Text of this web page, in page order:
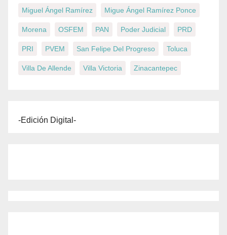
Miguel Ángel Ramírez Migue Ángel Ramírez Ponce
Morena OSFEM PAN Poder Judicial PRD
PRI PVEM San Felipe Del Progreso Toluca
Villa De Allende Villa Victoria Zinacantepec
-Edición Digital-